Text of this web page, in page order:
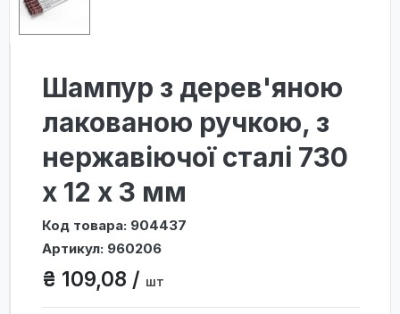
Шампур з дерев'яною
лакованою ручкою, з
нержавіючої сталі 730
х 12 х 3 мм
Код товара: 904437
Артикул: 960206
₴ 109,08 / шт